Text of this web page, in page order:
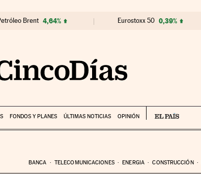
Brent 4,64% Eurostoxx 50 0,39%
FONDOS Y PLANES ÚLTIMAS NOTICIAS OPINIÓN
BANCA TELECOMUNICACIONES ENERGIA CONSTRUCCIÓN